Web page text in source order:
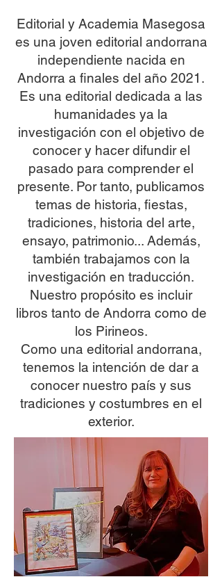
Editorial y Academia Masegosa
es una joven editorial andorrana
independiente nacida en
Andorra a finales del año 2021.
Es una editorial dedicada a las
humanidades ya la
investigación con el objetivo de
conocer y hacer difundir el
pasado para comprender el
presente. Por tanto, publicamos
temas de historia, fiestas,
tradiciones, historia del arte,
ensayo, patrimonio... Además,
también trabajamos con la
investigación en traducción.
Nuestro propósito es incluir
libros tanto de Andorra como de
los Pirineos.
Como una editorial andorrana,
tenemos la intención de dar a
conocer nuestro país y sus
tradiciones y costumbres en el
exterior.